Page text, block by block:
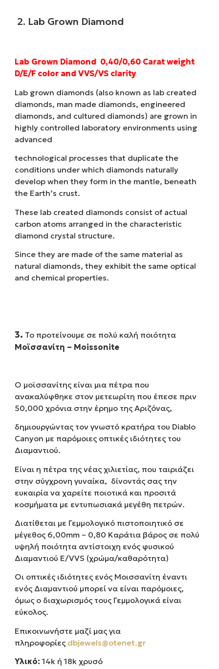
2. Lab Grown Diamond
Lab Grown Diamond 0,40/0,60 Carat weight
D/E/F color and VVS/VS clarity
Lab grown diamonds (also known as lab created
diamonds, man made diamonds, engineered
diamonds, and cultured diamonds) are grown in
highly controlled laboratory environments using
advanced
technological processes that duplicate the
conditions under which diamonds naturally
develop when they form in the mantle, beneath
the Earth’s crust.
These lab created diamonds consist of actual
carbon atoms arranged in the characteristic
diamond crystal structure.
Since they are made of the same material as
natural diamonds, they exhibit the same optical
and chemical properties.
3. Το προτείνουμε σε πολύ καλή ποιότητα
Μοϊσσανίτη – Moissonite
Ο μοϊσσανίτης είναι μια πέτρα που
ανακαλύφθηκε στον μετεωρίτη που έπεσε πριν
50,000 χρόνια στην έρημο της Αριζόνας,
δημιουργώντας τον γνωστό κρατήρα του Diablo
Canyon με παρόμοιες οπτικές ιδιότητες του
Διαμαντιού.
Είναι η πέτρα της νέας χιλιετίας, που ταιριάζει
στην σύγχρονη γυναίκα, δίνοντάς σας την
ευκαιρία να χαρείτε ποιοτικά και προσιτά
κοσμήματα με εντυπωσιακά μεγέθη πετρών.
Διατίθεται με Γεμμολογικό πιστοποιητικό σε
μέγεθος 6,00mm – 0,80 Καράτια βάρος σε πολύ
υψηλή ποιότητα αντίστοιχη ενός φυσικού
Διαμαντιού E/VVS (χρώμα/καθαρότητα)
Οι οπτικές ιδιότητες ενός Μοισσανίτη έναντι
ενός Διαμαντιού μπορεί να είναι παρόμοιες,
όμως ο διαχωρισμός τους Γεμμολογικά είναι
εύκολος.
Επικοινωνήστε μαζί μας για
πληροφορίες dbjewels@otenet.gr
Υλικό: 14k ή 18k χρυσό